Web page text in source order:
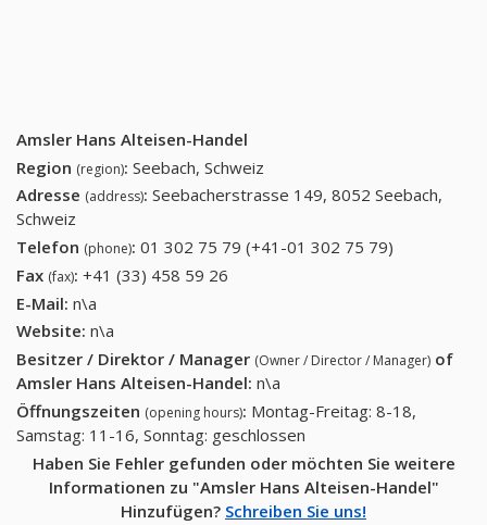
Amsler Hans Alteisen-Handel
Region (region): Seebach, Schweiz
Adresse (address): Seebacherstrasse 149, 8052 Seebach,
Schweiz
Telefon (phone): 01 302 75 79 (+41-01 302 75 79)
Fax (fax): +41 (33) 458 59 26
E-Mail: n\a
Website: n\a
Besitzer / Direktor / Manager (Owner / Director / Manager) of
Amsler Hans Alteisen-Handel: n\a
Öffnungszeiten (opening hours): Montag-Freitag: 8-18,
Samstag: 11-16, Sonntag: geschlossen
Haben Sie Fehler gefunden oder möchten Sie weitere
Informationen zu "Amsler Hans Alteisen-Handel"
Hinzufügen? Schreiben Sie uns!